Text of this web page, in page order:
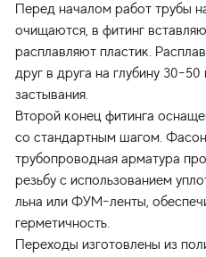
Перед началом работ трубы
очищаются, в фитинг
расплавляют пластик.
друг в друга на глубину 30-
застывания.
Второй конец фитинга
со стандартным шагом.
трубопроводная арматура
резьбу с использованием
льна или ФУМ-ленты,
герметичность.
Переходы изготовлены из